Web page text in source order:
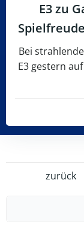
E3 zu
Bei
E3 gestern
zurück